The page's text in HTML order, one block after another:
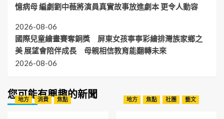
憶病母 編劇劉中薇將演員真實故事放進劇本 更令人動容
2026-08-06
國際兒童繪畫賽奪銅獎 屏東女孩寧寧彩繪排灣族家鄉之
美 展望會陪伴成長 母親相信教育能翻轉未來
2026-08-06
您可能有興趣的新聞
地方 消費 焦點 地方 焦點 社團 藝文